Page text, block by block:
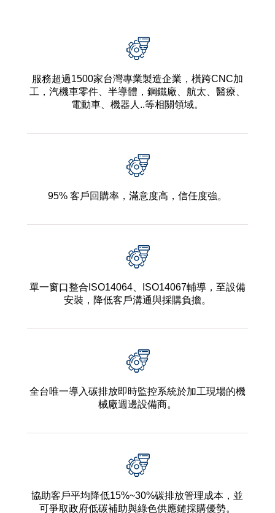
服務超過1500家台灣專業製造企業，橫跨CNC加
工，汽機車零件、半導體，鋼鐵廠、航太、醫療、
電動車、機器人..等相關領域。
95% 客戶回購率，滿意度高，信任度強。
單一窗口整合ISO14064、ISO14067輔導，至設備
安裝，降低客戶溝通與採購負擔。
全台唯一導入碳排放即時監控系統於加工現場的機
械廠週邊設備商。
協助客戶平均降低15%~30%碳排放管理成本，並
可爭取政府低碳補助與綠色供應鏈採購優勢。